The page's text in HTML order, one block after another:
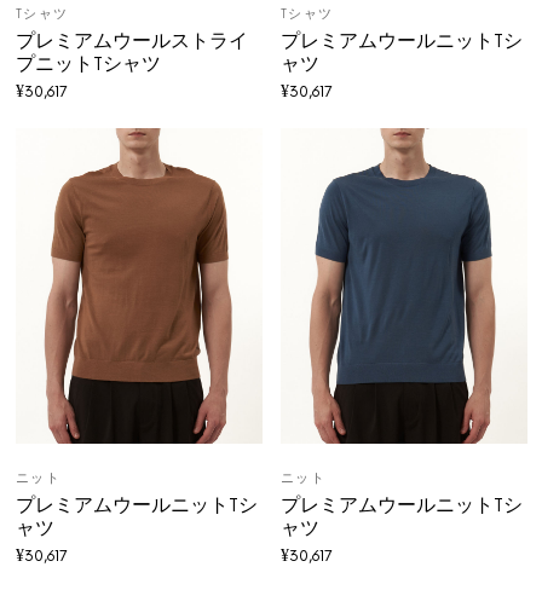
Tシャツ
プレミアムウールストライ
プニットTシャツ
¥30,617
Tシャツ
プレミアムウールニットTシ
ャツ
¥30,617
ニット
プレミアムウールニットTシ
ャツ
¥30,617
ニット
プレミアムウールニットTシ
ャツ
¥30,617